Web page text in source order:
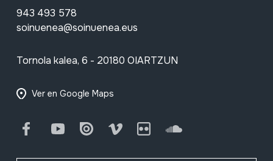
943 493 578
soinuenea@soinuenea.eus
Tornola kalea, 6 - 20180 OIARTZUN
Ver en Google Maps
FacebookYoutube Issuu Vimeo Flickr SoundCloud